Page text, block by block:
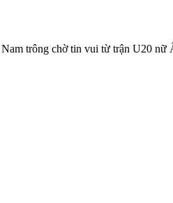
trông chờ tin vui từ trận U20